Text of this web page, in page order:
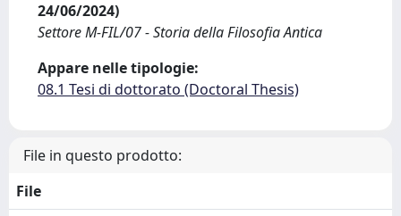
24/06/2024)
Settore M-FIL/07 - Storia della Filosofia Antica
Appare nelle tipologie:
08.1 Tesi di dottorato (Doctoral Thesis)
File in questo prodotto:
File